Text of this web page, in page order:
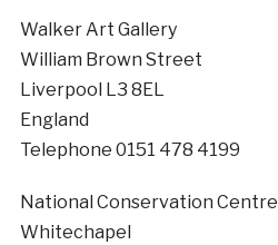
Walker Art Gallery
William Brown Street
Liverpool L3 8EL
England
Telephone 0151 478 4199
National Conservation Centre
Whitechapel